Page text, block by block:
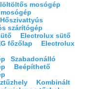
mosógép
Hőszivattyús
szárítógép
Electrolux sütő
főzőlap
Electrolux
Szabadonálló
Beépíthető
Kombinált